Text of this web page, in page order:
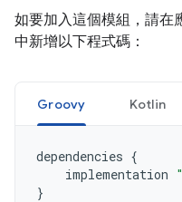
如要加入這個模組，請在
中新增以下程式碼：
Groovy Kotlin
dependencies {
implementation
}